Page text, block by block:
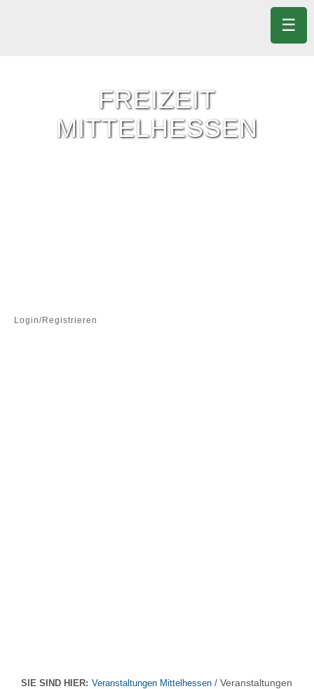
FREIZEIT
MITTELHESSEN
Login/Registrieren
SIE SIND HIER: Veranstaltungen Mittelhessen / Veranstaltungen
☰